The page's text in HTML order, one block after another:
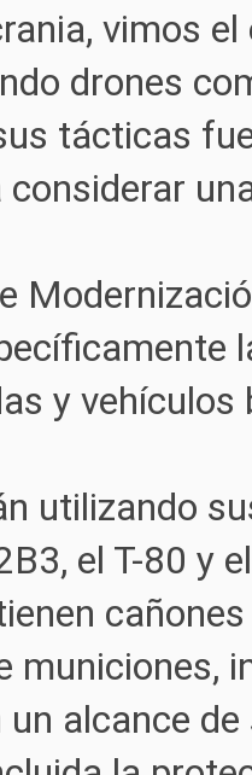
vimos
drones
tácticas
y vehículos
utilizando
el T-80 y
municiones,
alcance